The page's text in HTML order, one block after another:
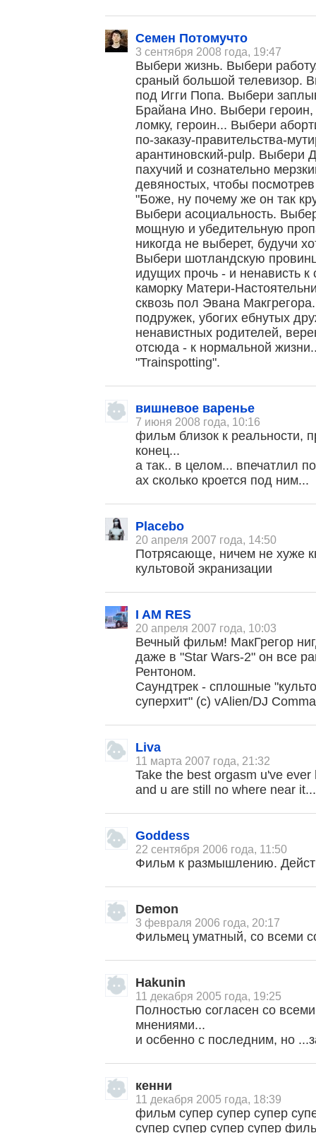
Семен Потомучто
3 сентября 2008 года, 19:47
Выбери жизнь. Выбери
сраный большой телевизор.
под Игги Попа. Выбери
Брайана Ино. Выбери героин,
ломку, героин... Выбери
по-заказу-правительства-
арантиновский-pulp. Выбери
пахучий и сознательно
девяностых, чтобы
"Боже, ну почему же он так
Выбери асоциальность.
мощную и убедительную
никогда не выберет, будучи
Выбери шотландскую
идущих прочь - и ненависть
каморку Матери-
сквозь пол Эвана
подружек, убогих ебнутых
ненавистных родителей,
отсюда - к нормальной
"Trainspotting".
вишневое варенье
7 июня 2008 года, 10:16
фильм близок к реальности,
конец...
а так.. в целом... впечатлил
ах сколько кроется под ним...
Placebo
20 апреля 2007 года, 14:50
Потрясающе, ничем не хуже
культовой экранизации
I AM RES
20 апреля 2007 года, 10:03
Вечный фильм! МакГрегор
даже в "Star Wars-2" он все
Рентоном.
Саундтрек - сплошные
суперхит" (с) vAlien/DJ
Liva
11 марта 2007 года, 21:32
Take the best orgasm u've
and u are still no where near it...
Goddess
22 сентября 2006 года, 11:50
Фильм к размышлению.
Demon
3 февраля 2006 года, 20:17
Фильмец уматный, со всеми
Hakunin
11 декабря 2005 года, 19:25
Полностью согласен со
мнениями...
и осбенно с последним, но
кенни
11 декабря 2005 года, 18:39
фильм супер супер супер
супер супер супер супер